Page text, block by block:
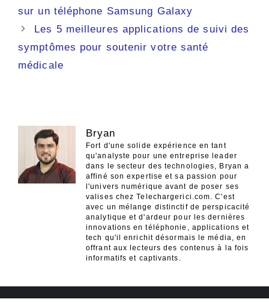
des
sur un téléphone Samsung Galaxy
Les 5 meilleures applications de suivi des
symptômes pour soutenir votre santé
médicale
Bryan
Fort d'une solide expérience en tant
qu'analyste pour une entreprise leader
dans le secteur des technologies, Bryan a
affiné son expertise et sa passion pour
l'univers numérique avant de poser ses
valises chez Telechargerici.com. C'est
avec un mélange distinctif de perspicacité
analytique et d'ardeur pour les dernières
innovations en téléphonie, applications et
tech qu'il enrichit désormais le média, en
offrant aux lecteurs des contenus à la fois
informatifs et captivants.